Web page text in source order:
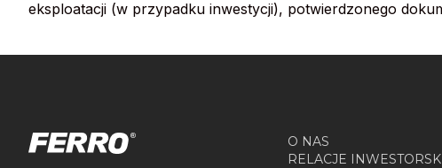
eksploatacji (w przypadku inwestycji), potwierdzonego
O NAS
RELACJE